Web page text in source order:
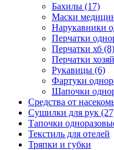
Бахилы (17)
Маски
Нарукавники
Перчатки
Перчатки хб (8)
Перчатки
Рукавицы (6)
Фартуки
Шапочки
Средства от
Сушилки для рук
Тапочки
Текстиль для отелей
Тряпки и губки